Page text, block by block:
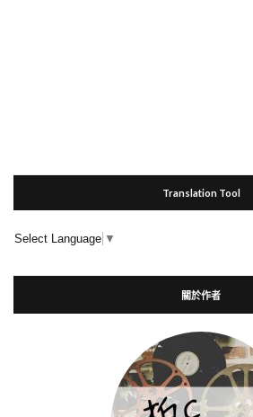
Translation Tool
Select Language ▼
關於作者